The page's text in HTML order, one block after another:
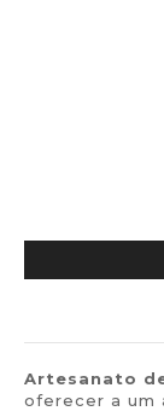
Artesanato
oferecer a um